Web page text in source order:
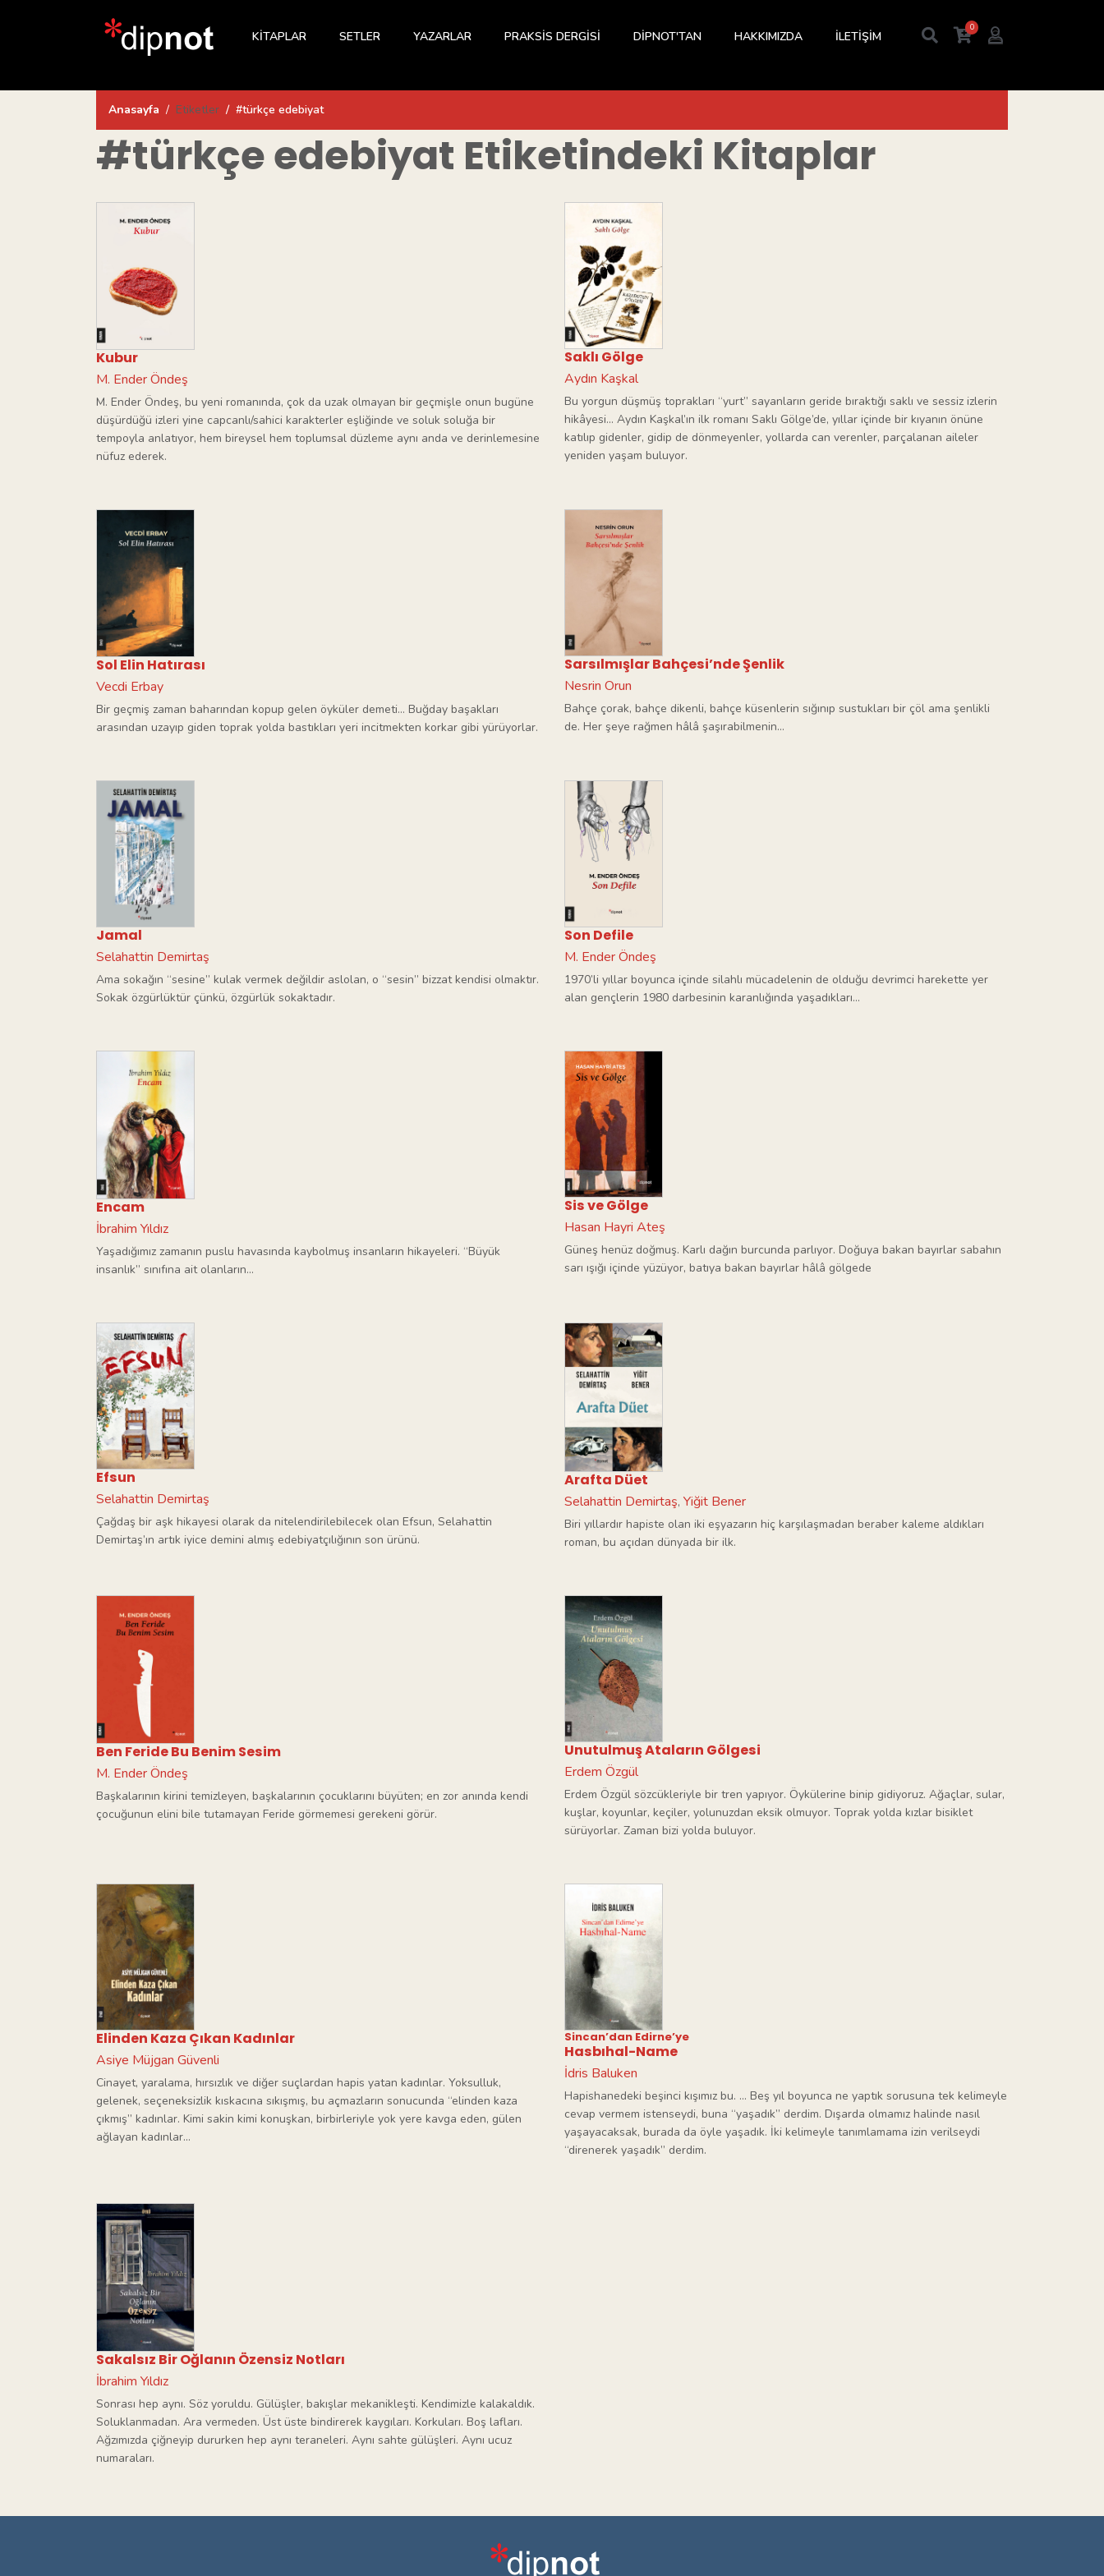
KİTAPLAR SETLER YAZARLAR PRAKSİS DERGİSİ DİPNOT'TAN HAKKIMIZDA İLETİŞİM
0
Anasayfa Etiketler #türkçe edebiyat
#türkçe edebiyat Etiketindeki Kitaplar
Kubur
M. Ender Öndeş
M. Ender Öndeş, bu yeni romanında, çok da uzak olmayan bir geçmişle onun bugüne
düşürdüğü izleri yine capcanlı/sahici karakterler eşliğinde ve soluk soluğa bir
tempoyla anlatıyor, hem bireysel hem toplumsal düzleme aynı anda ve derinlemesine
nüfuz ederek.
Saklı Gölge
Aydın Kaşkal
Bu yorgun düşmüş toprakları “yurt” sayanların geride bıraktığı saklı ve sessiz izlerin
hikâyesi... Aydın Kaşkal’ın ilk romanı Saklı Gölge’de, yıllar içinde bir kıyanın önüne
katılıp gidenler, gidip de dönmeyenler, yollarda can verenler, parçalanan aileler
yeniden yaşam buluyor.
Sol Elin Hatırası
Vecdi Erbay
Bir geçmiş zaman baharından kopup gelen öyküler demeti… Buğday başakları
arasından uzayıp giden toprak yolda bastıkları yeri incitmekten korkar gibi yürüyorlar.
Sarsılmışlar Bahçesi’nde Şenlik
Nesrin Orun
Bahçe çorak, bahçe dikenli, bahçe küsenlerin sığınıp sustukları bir çöl ama şenlikli
de. Her şeye rağmen hâlâ şaşırabilmenin…
Jamal
Selahattin Demirtaş
Ama sokağın “sesine” kulak vermek değildir aslolan, o “sesin” bizzat kendisi olmaktır.
Sokak özgürlüktür çünkü, özgürlük sokaktadır.
Son Defile
M. Ender Öndeş
1970’li yıllar boyunca içinde silahlı mücadelenin de olduğu devrimci harekette yer
alan gençlerin 1980 darbesinin karanlığında yaşadıkları…
Encam
İbrahim Yıldız
Yaşadığımız zamanın puslu havasında kaybolmuş insanların hikayeleri. “Büyük
insanlık” sınıfına ait olanların...
Sis ve Gölge
Hasan Hayri Ateş
Güneş henüz doğmuş. Karlı dağın burcunda parlıyor. Doğuya bakan bayırlar sabahın
sarı ışığı içinde yüzüyor, batıya bakan bayırlar hâlâ gölgede
Efsun
Selahattin Demirtaş
Çağdaş bir aşk hikayesi olarak da nitelendirilebilecek olan Efsun, Selahattin
Demirtaş’ın artık iyice demini almış edebiyatçılığının son ürünü.
Arafta Düet
Selahattin Demirtaş, Yiğit Bener
Biri yıllardır hapiste olan iki eşyazarın hiç karşılaşmadan beraber kaleme aldıkları
roman, bu açıdan dünyada bir ilk.
Ben Feride Bu Benim Sesim
M. Ender Öndeş
Başkalarının kirini temizleyen, başkalarının çocuklarını büyüten; en zor anında kendi
çocuğunun elini bile tutamayan Feride görmemesi gerekeni görür.
Unutulmuş Ataların Gölgesi
Erdem Özgül
Erdem Özgül sözcükleriyle bir tren yapıyor. Öykülerine binip gidiyoruz. Ağaçlar, sular,
kuşlar, koyunlar, keçiler, yolunuzdan eksik olmuyor. Toprak yolda kızlar bisiklet
sürüyorlar. Zaman bizi yolda buluyor.
Elinden Kaza Çıkan Kadınlar
Asiye Müjgan Güvenli
Cinayet, yaralama, hırsızlık ve diğer suçlardan hapis yatan kadınlar. Yoksulluk,
gelenek, seçeneksizlik kıskacına sıkışmış, bu açmazların sonucunda “elinden kaza
çıkmış” kadınlar. Kimi sakin kimi konuşkan, birbirleriyle yok yere kavga eden, gülen
ağlayan kadınlar...
Sincan’dan Edirne’ye
Hasbıhal-Name
İdris Baluken
Hapishanedeki beşinci kışımız bu. … Beş yıl boyunca ne yaptık sorusuna tek kelimeyle
cevap vermem istenseydi, buna “yaşadık” derdim. Dışarda olmamız halinde nasıl
yaşayacaksak, burada da öyle yaşadık. İki kelimeyle tanımlamama izin verilseydi
“direnerek yaşadık” derdim.
Sakalsız Bir Oğlanın Özensiz Notları
İbrahim Yıldız
Sonrası hep aynı. Söz yoruldu. Gülüşler, bakışlar mekanikleşti. Kendimizle kalakaldık.
Soluklanmadan. Ara vermeden. Üst üste bindirerek kaygıları. Korkuları. Boş lafları.
Ağzımızda çiğneyip dururken hep aynı teraneleri. Aynı sahte gülüşleri. Aynı ucuz
numaraları.